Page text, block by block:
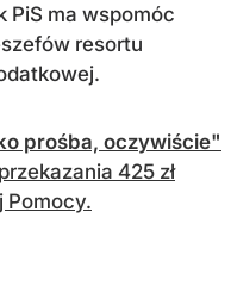
PiS ma wspomóc
resortu
prośba, oczywiście"
425 zł
Pomocy.